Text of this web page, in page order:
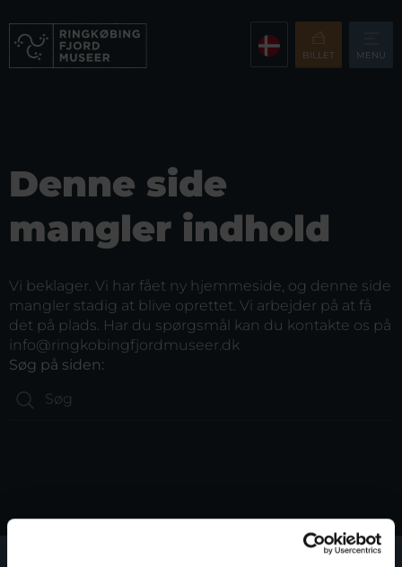
BILLET MENU
Denne side
mangler indhold
Vi beklager. Vi har fået ny hjemmeside, og denne side
mangler stadig at blive oprettet. Vi arbejder på at få
det på plads. Har du spørgsmål kan du kontakte os på
info@ringkobingfjordmuseer.dk
Søg på siden: